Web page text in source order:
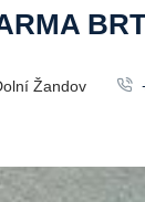
Žandov